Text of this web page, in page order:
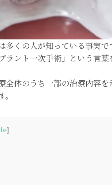
くの人が知っている事実で
ラント一次手術」という言
体のうち一部の治療内容を
]